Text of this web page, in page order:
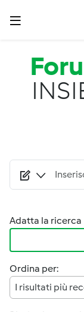
Salta al contenuto
Adatta la ricerca
Ordina per:
I risultati più